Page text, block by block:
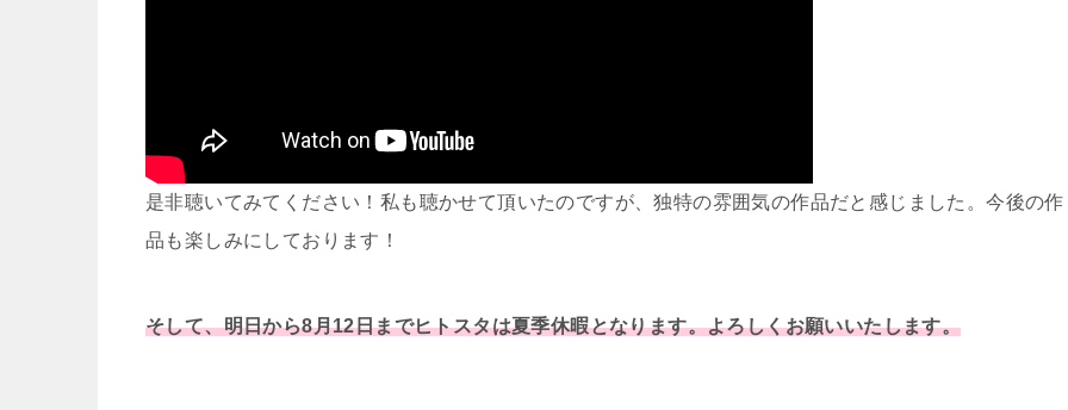
是非聴いてみてください！私も聴かせて頂いたのですが、独特の雰囲気の作品だと感じました。今後の作
品も楽しみにしております！
そして、明日から8月12日までヒトスタは夏季休暇となります。よろしくお願いいたします。